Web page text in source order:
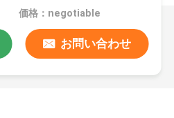
価格：negotiable
お問い合わせ